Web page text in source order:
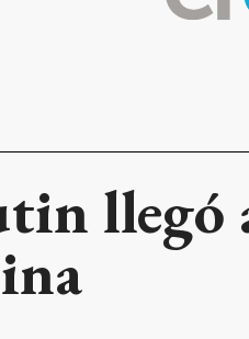
llegó